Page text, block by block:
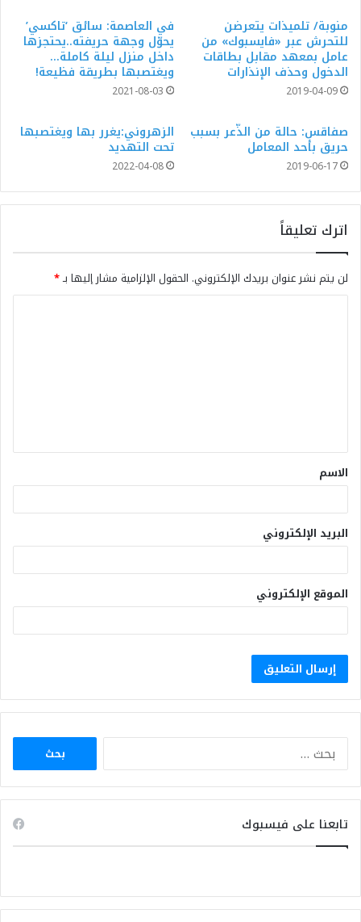
منوبة/ تلميذات يتعرضن
للتحرش عبر «فايسبوك» من
عامل بمعهد مقابل بطاقات
الدخول وحذف الإنذارات
2019-04-09
في العاصمة: سائق ‘تاكسي’
يحوّل وجهة حريفته..يحتجزها
داخل منزل ليلة كاملة…
ويغتصبها بطريقة فظيعة!
2021-08-03
صفاقس: حالة من الذّعر بسبب
حريق بأحد المعامل
2019-06-17
الزهروني:يغرر بها ويغتصبها
تحت التهديد
2022-04-08
اترك تعليقاً
لن يتم نشر عنوان بريدك الإلكتروني. الحقول الإلزامية مشار إليها بـ*
الاسم
البريد الإلكتروني
الموقع الإلكتروني
البحث
تابعنا على فيسبوك